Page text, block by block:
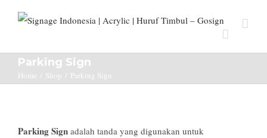
Parking Sign
Home / Shop / Parking Sign
Parking Sign adalah tanda yang digunakan untuk